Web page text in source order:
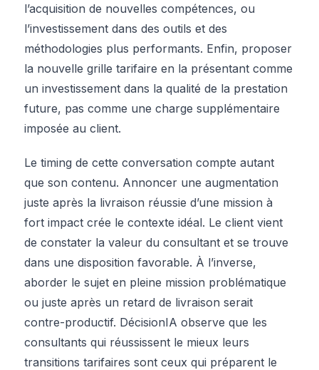
l’acquisition de nouvelles compétences, ou
l’investissement dans des outils et des
méthodologies plus performants. Enfin, proposer
la nouvelle grille tarifaire en la présentant comme
un investissement dans la qualité de la prestation
future, pas comme une charge supplémentaire
imposée au client.
Le timing de cette conversation compte autant
que son contenu. Annoncer une augmentation
juste après la livraison réussie d’une mission à
fort impact crée le contexte idéal. Le client vient
de constater la valeur du consultant et se trouve
dans une disposition favorable. À l’inverse,
aborder le sujet en pleine mission problématique
ou juste après un retard de livraison serait
contre-productif. DécisionIA observe que les
consultants qui réussissent le mieux leurs
transitions tarifaires sont ceux qui préparent le